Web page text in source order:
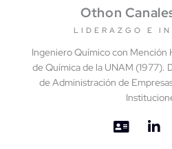
Othon
LIDERAZGO E
Ingeniero Químico con Mención
de Química de la UNAM (1977).
de Administración de